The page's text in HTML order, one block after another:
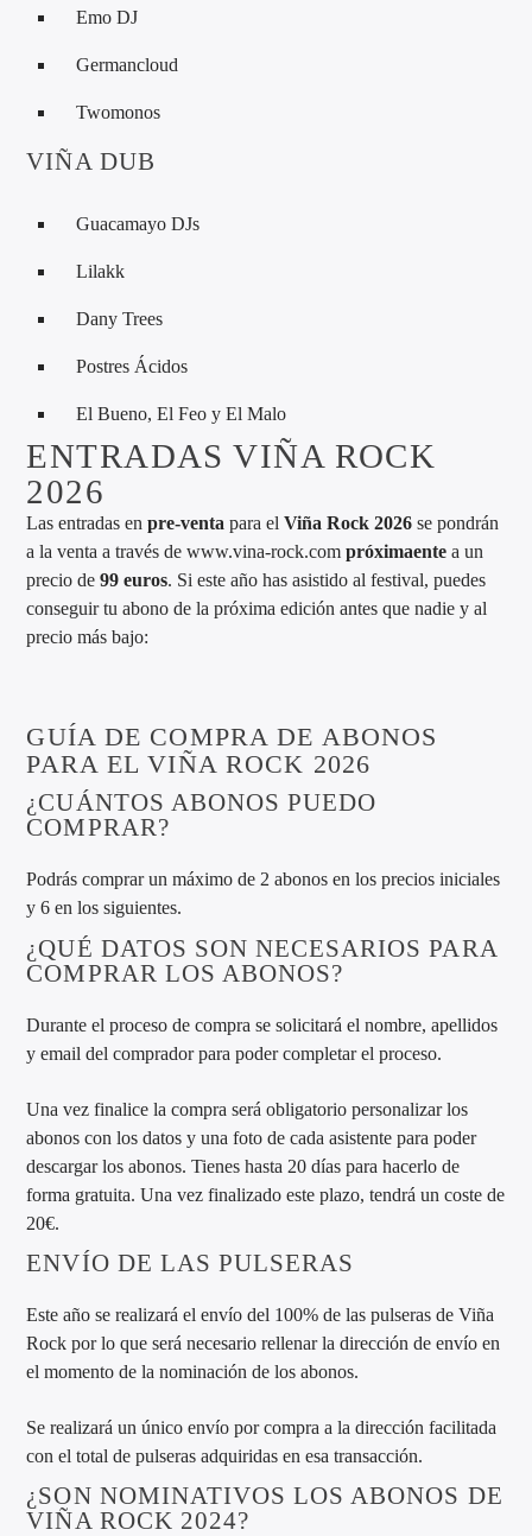
Emo DJ
Germancloud
Twomonos
VIÑA DUB
Guacamayo DJs
Lilakk
Dany Trees
Postres Ácidos
El Bueno, El Feo y El Malo
ENTRADAS VIÑA ROCK
2026
Las entradas enpre-venta para elViña Rock 2026 se pondrán
a la venta a través de www.vina-rock.compróximaente a un
precio de99 euros. Si este año has asistido al festival, puedes
conseguir tu abono de la próxima edición antes que nadie y al
precio más bajo:
GUÍA DE COMPRA DE ABONOS
PARA EL VIÑA ROCK 2026
¿CUÁNTOS ABONOS PUEDO
COMPRAR?
Podrás comprar un máximo de 2 abonos en los precios iniciales
y 6 en los siguientes.
¿QUÉ DATOS SON NECESARIOS PARA
COMPRAR LOS ABONOS?
Durante el proceso de compra se solicitará el nombre, apellidos
y email del comprador para poder completar el proceso.
Una vez finalice la compra será obligatorio personalizar los
abonos con los datos y una foto de cada asistente para poder
descargar los abonos. Tienes hasta 20 días para hacerlo de
forma gratuita. Una vez finalizado este plazo, tendrá un coste de
20€.
ENVÍO DE LAS PULSERAS
Este año se realizará el envío del 100% de las pulseras de Viña
Rock por lo que será necesario rellenar la dirección de envío en
el momento de la nominación de los abonos.
Se realizará un único envío por compra a la dirección facilitada
con el total de pulseras adquiridas en esa transacción.
¿SON NOMINATIVOS LOS ABONOS DE
VIÑA ROCK 2024?